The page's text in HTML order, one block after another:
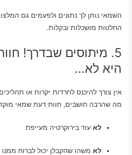
השמאי נותן לך נתונים ולפעמים גם
החלטות מושכלות ובקלות.
5. מיתוסים שבדרך!
היא לא…
אין צורך להיכנס לחרדות יקרות או
מה שהרבה חושבים, חוות דעת שמאי
לא עוד בירוקרטיה מעייפת
לא משהו שהקבלן יכול לברוח ממנו